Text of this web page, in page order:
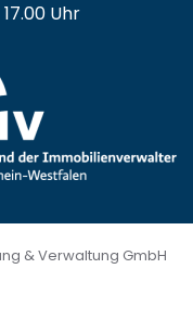
Uhr
& Verwaltung GmbH